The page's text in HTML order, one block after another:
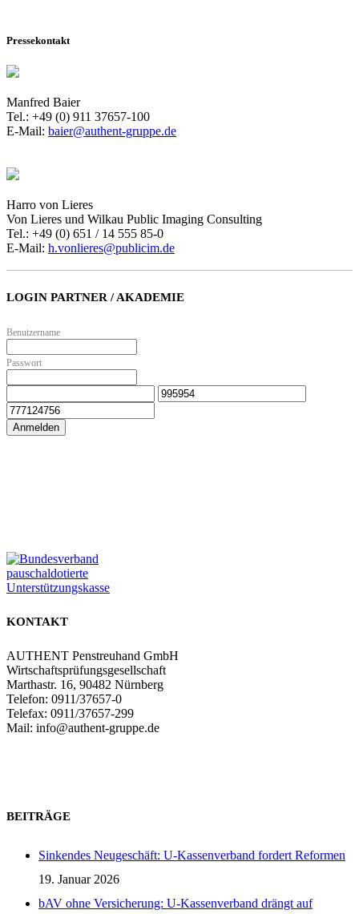
Pressekontakt
Manfred Baier
Tel.: +49 (0) 911 37657-100
E-Mail: baier@authent-gruppe.de
Harro von Lieres
Von Lieres und Wilkau Public Imaging Consulting
Tel.: +49 (0) 651 / 14 555 85-0
E-Mail: h.vonlieres@publicim.de
LOGIN PARTNER / AKADEMIE
Benutzername
Passwort
Anmelden
KONTAKT
AUTHENT Penstreuhand GmbH
Wirtschaftsprüfungsgesellschaft
Marthastr. 16, 90482 Nürnberg
Telefon: 0911/37657-0
Telefax: 0911/37657-299
Mail: info@authent-gruppe.de
BEITRÄGE
Sinkendes Neugeschäft: U-Kassenverband fordert Reformen
19. Januar 2026
bAV ohne Versicherung: U-Kassenverband drängt auf